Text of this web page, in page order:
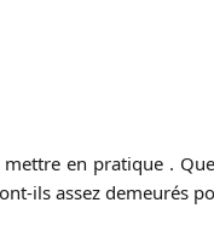
en pratique .
ils assez